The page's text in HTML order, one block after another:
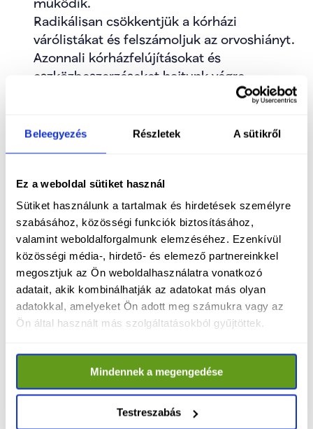
Beleegyezés Részletek A sütikről
Ez a weboldal sütiket használ
Sütiket használunk a tartalmak és hirdetések személyre
szabásához, közösségi funkciók biztosításához,
valamint weboldalforgalmunk elemzéséhez. Ezenkívül
közösségi média-, hirdető- és elemező partnereinkkel
megosztjuk az Ön weboldalhasználatra vonatkozó
adatait, akik kombinálhatják az adatokat más olyan
adatokkal, amelyeket Ön adott meg számukra vagy az
Ön által használt más szolgáltatásokból gyűjtöttek.
Mindennek a megengedése
Testreszabás
Radikálisan csökkentjük a kórházi
várólistákat és felszámoljuk az orvoshiányt.
Azonnali kórházfelújításokat és
eszközbeszerzéseket hajtunk végre.
Újjászervezzük a szétvert ügyeleti rendszert
Növeljük a gyógyszerkassza költségvetését,
Oktatás – Tudás és esély
minden gyereknek
Az iskolák szabadságának visszaadása
érdekében azonnal megszüntetjük a
Klebelsberg Központot.
dolgozzuk ki az új Nemzeti Alaptantervet.